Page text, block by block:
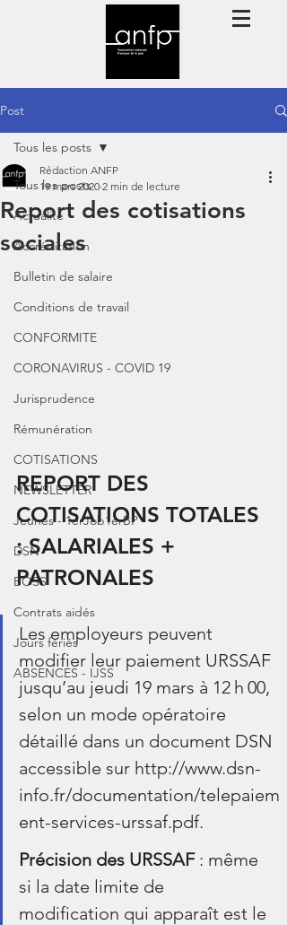
Post
Tous les posts
Actualité
Accréditation
Bulletin de salaire
Conditions de travail
CONFORMITE
CORONAVIRUS - COVID 19
Jurisprudence
Rémunération
COTISATIONS
NEWSLETTER
Jeunes - 1erJob1erBP
DSN
BOSS
Contrats aidés
Jours fériés
ABSENCES - IJSS
Tous les posts
Report des cotisations
sociales
Rédaction ANFP
19 mars 2020 2 min de lecture
REPORT DES
COTISATIONS TOTALES
: SALARIALES +
PATRONALES
Les employeurs peuvent
modifier leur paiement URSSAF
jusqu’au jeudi 19 mars à 12 h 00,
selon un mode opératoire
détaillé dans un document DSN
accessible sur http://www.dsn-
info.fr/documentation/telepaiem
ent-services-urssaf.pdf.
Précision des URSSAF : même
si la date limite de
modification qui apparaît est le